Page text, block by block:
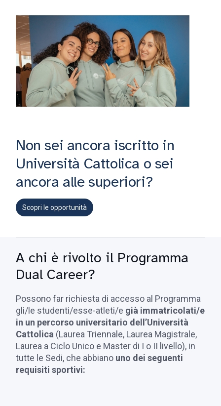
Non sei ancora iscritto in
Università Cattolica o sei
ancora alle superiori?
Scopri le opportunità
A chi è rivolto il Programma
Dual Career?
Possono far richiesta di accesso al Programma
gli/le studenti/esse-atleti/e già immatricolati/e
in un percorso universitario dell’Università
Cattolica (Laurea Triennale, Laurea Magistrale,
Laurea a Ciclo Unico e Master di I o II livello), in
tutte le Sedi, che abbiano uno dei seguenti
requisiti sportivi: